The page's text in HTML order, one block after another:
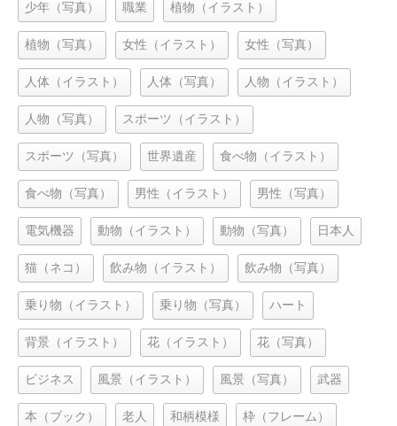
少年（写真） 職業 植物（イラスト）
植物（写真） 女性（イラスト） 女性（写真）
人体（イラスト） 人体（写真） 人物（イラスト）
人物（写真） スポーツ（イラスト）
スポーツ（写真） 世界遺産 食べ物（イラスト）
食べ物（写真） 男性（イラスト） 男性（写真）
電気機器 動物（イラスト） 動物（写真） 日本人
猫（ネコ） 飲み物（イラスト） 飲み物（写真）
乗り物（イラスト） 乗り物（写真） ハート
背景（イラスト） 花（イラスト） 花（写真）
ビジネス 風景（イラスト） 風景（写真） 武器
本（ブック） 老人 和柄模様 枠（フレーム）